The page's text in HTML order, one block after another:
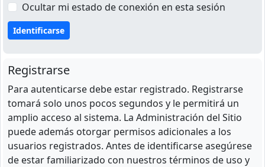
Ocultar mi estado de conexión en esta sesión
Registrarse
Para autenticarse debe estar registrado. Registrarse
tomará solo unos pocos segundos y le permitirá un
amplio acceso al sistema. La Administración del Sitio
puede además otorgar permisos adicionales a los
usuarios registrados. Antes de identificarse asegúrese
de estar familiarizado con nuestros términos de uso y